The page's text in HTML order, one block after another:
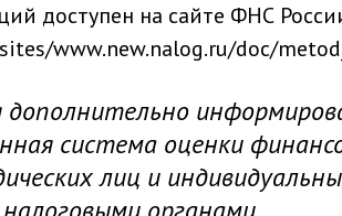
доступен на сайте ФНС
www.new.nalog.ru/doc/
система оценки
лиц и